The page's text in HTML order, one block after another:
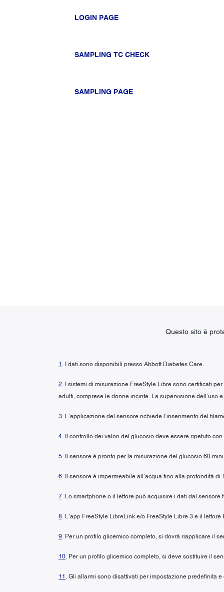
LOGIN PAGE
SAMPLING TC CHECK
SAMPLING PAGE
Questo sito è
1 . I dati sono disponibili presso Abbott Diabetes Care.
2. I sistemi di misurazione FreeStyle Libre sono certificati
adulti, comprese le donne incinte. La supervisione dell’uso
3. L’applicazione del sensore richiede l’inserimento del
4. Il controllo dei valori del glucosio deve essere ripetuto
5. Il sensore è pronto per la misurazione del glucosio 60
6. Il sensore è impermeabile all’acqua fino alla profondità di
7. Lo smartphone o il lettore può acquisire i dati dal sensore
8. L’app FreeStyle LibreLink e/o FreeStyle Libre 3 e il
9. Per un profilo glicemico completo, si dovrà riapplicare il
10. Per un profilo glicemico completo, si deve sostituire il
11 . Gli allarmi sono disattivati per impostazione predefinita